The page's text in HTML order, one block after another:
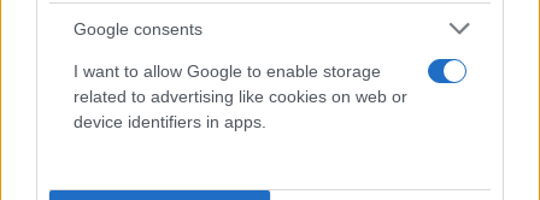
Google consents
I want to allow Google to enable storage
related to advertising like cookies on web or
device identifiers in apps.
IDF: Σκοτώσαμε τον Ναμπίλ Καούκ,
υψηλόβαθμο στέλεχος της Χεζμπολάχ
την εξουδετέρωση ενός ακόμη υψηλόβαθμου